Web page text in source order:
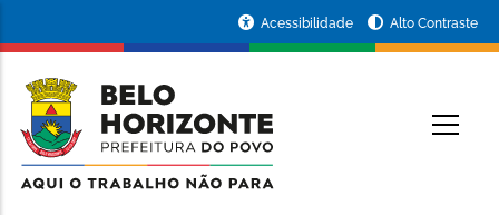
conteúdo
principal
da
Prefeitura
de
Acessibilidade Alto Contraste